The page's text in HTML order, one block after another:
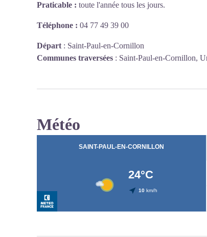
Praticable : toute l'année tous les jours.
Téléphone : 04 77 49 39 00
Départ : Saint-Paul-en-Cornillon
Communes traversées : Saint-Paul-en-Cornillon,
Météo